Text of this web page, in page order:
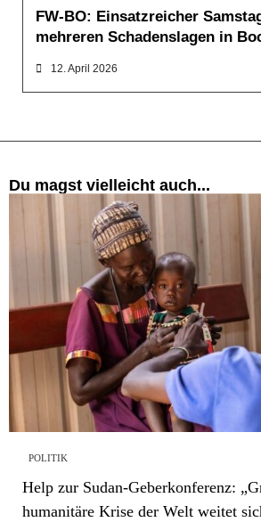
FW-BO: Einsatzreicher
mehreren Schadenslagen in
12. April 2026
Du magst vielleicht auch...
POLITIK
Help zur Sudan-Geberkonferenz:
humanitäre Krise der Welt weitet